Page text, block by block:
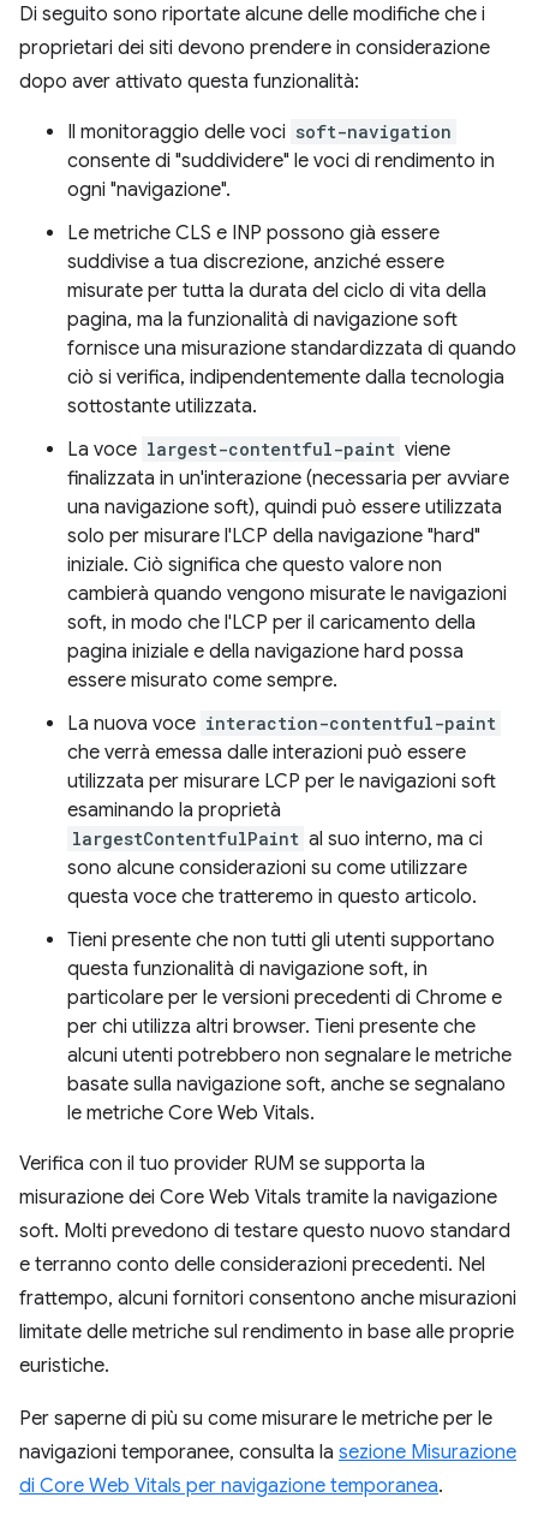
Di seguito sono riportate alcune delle modifiche che i
proprietari dei siti devono prendere in considerazione
dopo aver attivato questa funzionalità:
Il monitoraggio delle voci soft-navigation
consente di "suddividere" le voci di rendimento in
ogni "navigazione".
Le metriche CLS e INP possono già essere
suddivise a tua discrezione, anziché essere
misurate per tutta la durata del ciclo di vita della
pagina, ma la funzionalità di navigazione soft
fornisce una misurazione standardizzata di quando
ciò si verifica, indipendentemente dalla tecnologia
sottostante utilizzata.
La voce largest-contentful-paint viene
finalizzata in un'interazione (necessaria per avviare
una navigazione soft), quindi può essere utilizzata
solo per misurare l'LCP della navigazione "hard"
iniziale. Ciò significa che questo valore non
cambierà quando vengono misurate le navigazioni
soft, in modo che l'LCP per il caricamento della
pagina iniziale e della navigazione hard possa
essere misurato come sempre.
La nuova voce interaction-contentful-paint
che verrà emessa dalle interazioni può essere
utilizzata per misurare LCP per le navigazioni soft
esaminando la proprietà
largestContentfulPaint al suo interno, ma ci
sono alcune considerazioni su come utilizzare
questa voce che tratteremo in questo articolo.
Tieni presente che non tutti gli utenti supportano
questa funzionalità di navigazione soft, in
particolare per le versioni precedenti di Chrome e
per chi utilizza altri browser. Tieni presente che
alcuni utenti potrebbero non segnalare le metriche
basate sulla navigazione soft, anche se segnalano
le metriche Core Web Vitals.
Verifica con il tuo provider RUM se supporta la
misurazione dei Core Web Vitals tramite la navigazione
soft. Molti prevedono di testare questo nuovo standard
e terranno conto delle considerazioni precedenti. Nel
frattempo, alcuni fornitori consentono anche misurazioni
limitate delle metriche sul rendimento in base alle proprie
euristiche.
Per saperne di più su come misurare le metriche per le
navigazioni temporanee, consulta la sezione Misurazione
di Core Web Vitals per navigazione temporanea.